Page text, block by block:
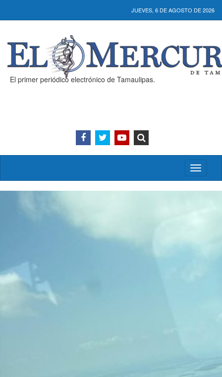
JUEVES, 6 DE AGOSTO DE 2026
El primer periódico electrónico de Tamaulipas.
Activar/
menú